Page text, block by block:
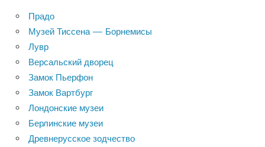
Прадо
Музей Тиссена — Борнемисы
Лувр
Версальский дворец
Замок Пьерфон
Замок Вартбург
Лондонские музеи
Берлинские музеи
Древнерусское зодчество